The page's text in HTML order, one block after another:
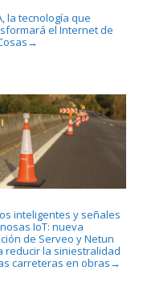
la tecnología que
el Internet de
→
inteligentes y señales
IoT: nueva
de Serveo y Netun
reducir la siniestralidad
carreteras en obras →